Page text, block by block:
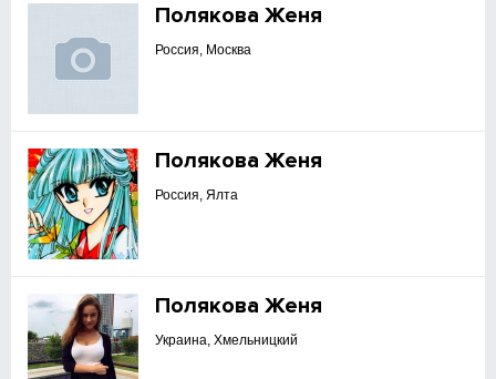
Полякова Женя
Россия, Москва
Полякова Женя
Россия, Ялта
Полякова Женя
Украина, Хмельницкий